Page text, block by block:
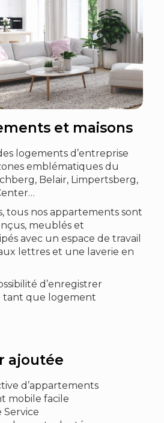
et maisons
logements d’entreprise
emblématiques du
Belair, Limpertsberg,
tous nos appartements sont
meublés et
avec un espace de travail
lettres et une laverie en
d’enregistrer
tant que logement
ajoutée
d’appartements
mobile facile
Service